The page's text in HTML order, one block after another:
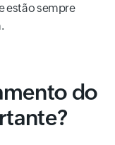
estão sempre
do